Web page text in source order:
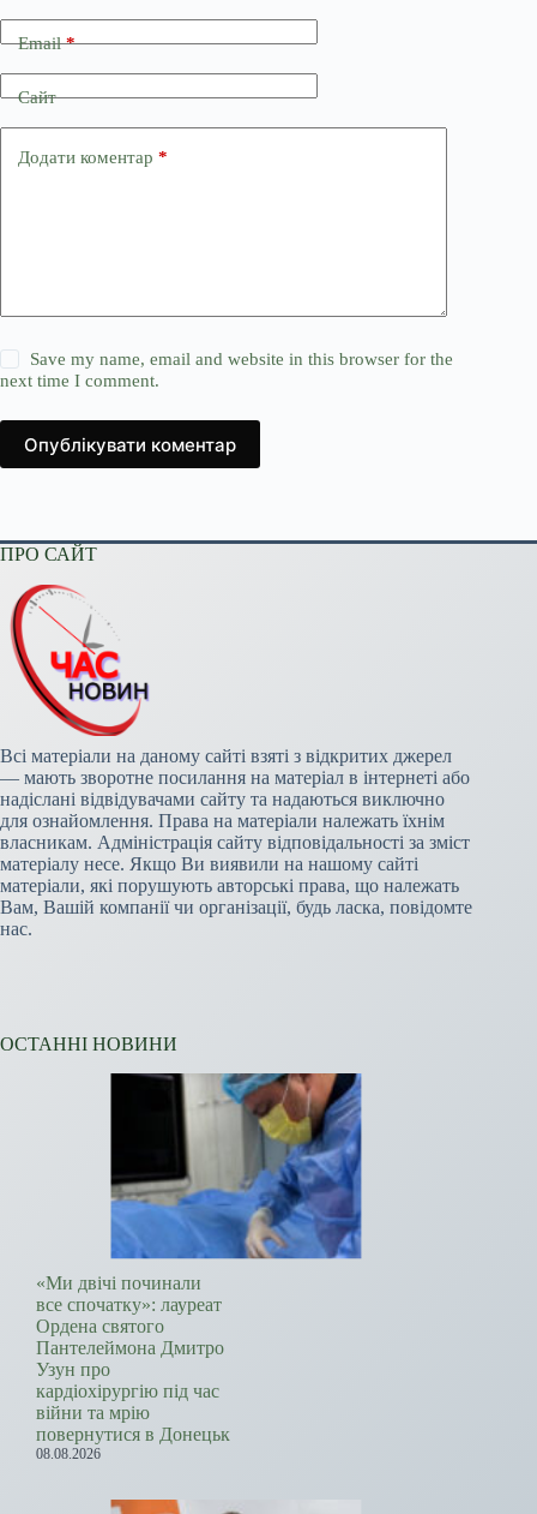
Email*
Сайт
Додати коментар *
Save my name, email and website in this browser for the
next time I comment.
Опублікувати коментар
ПРО САЙТ
Всі матеріали на даному сайті взяті з відкритих джерел
— мають зворотне посилання на матеріал в інтернеті або
надіслані відвідувачами сайту та надаються виключно
для ознайомлення. Права на матеріали належать їхнім
власникам. Адміністрація сайту відповідальності за зміст
матеріалу несе. Якщо Ви виявили на нашому сайті
матеріали, які порушують авторські права, що належать
Вам, Вашій компанії чи організації, будь ласка, повідомте
нас.
ОСТАННІ НОВИНИ
«Ми двічі починали
все спочатку»: лауреат
Ордена святого
Пантелеймона Дмитро
Узун про
кардіохірургію під час
війни та мрію
повернутися в Донецьк
08.08.2026